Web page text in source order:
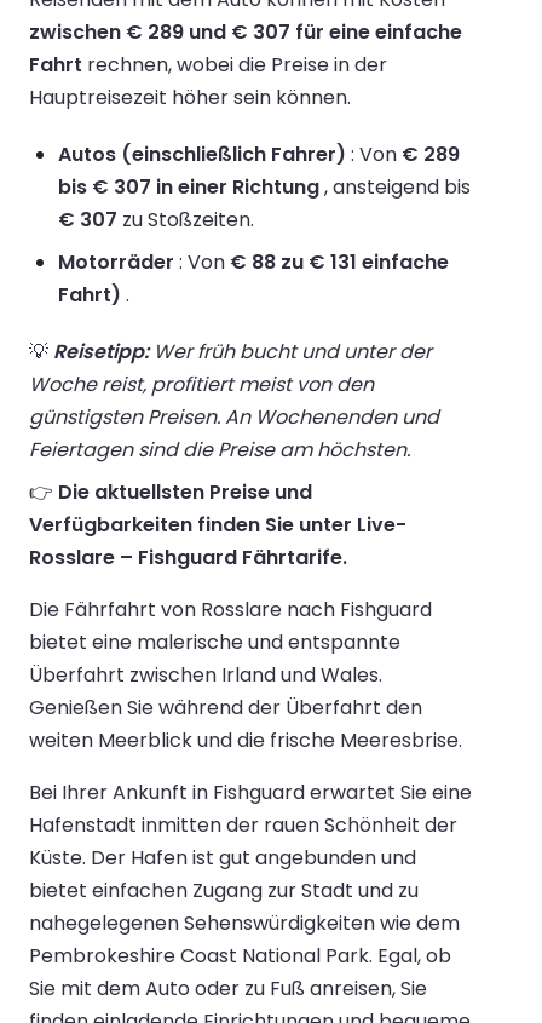
zwischen € 289 und € 307 für eine einfache
Fahrt rechnen, wobei die Preise in der
Hauptreisezeit höher sein können.
Autos (einschließlich Fahrer) : Von € 289
bis € 307 in einer Richtung, ansteigend bis
€ 307 zu Stoßzeiten.
Motorräder : Von € 88 zu € 131 einfache
Fahrt) .
💡 Reisetipp:Wer früh bucht und unter der
Woche reist, profitiert meist von den
günstigsten Preisen. An Wochenenden und
Feiertagen sind die Preise am höchsten.
👉 Die aktuellsten Preise und
Verfügbarkeiten finden Sie unter Live-
Rosslare – Fishguard Fährtarife.
Die Fährfahrt von Rosslare nach Fishguard
bietet eine malerische und entspannte
Überfahrt zwischen Irland und Wales.
Genießen Sie während der Überfahrt den
weiten Meerblick und die frische Meeresbrise.
Bei Ihrer Ankunft in Fishguard erwartet Sie eine
Hafenstadt inmitten der rauen Schönheit der
Küste. Der Hafen ist gut angebunden und
bietet einfachen Zugang zur Stadt und zu
nahegelegenen Sehenswürdigkeiten wie dem
Pembrokeshire Coast National Park. Egal, ob
Sie mit dem Auto oder zu Fuß anreisen, Sie